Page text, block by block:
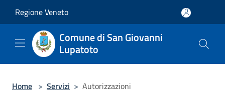
Regione Veneto
Comune di San Giovanni
Lupatoto
Home > Servizi > Autorizzazioni